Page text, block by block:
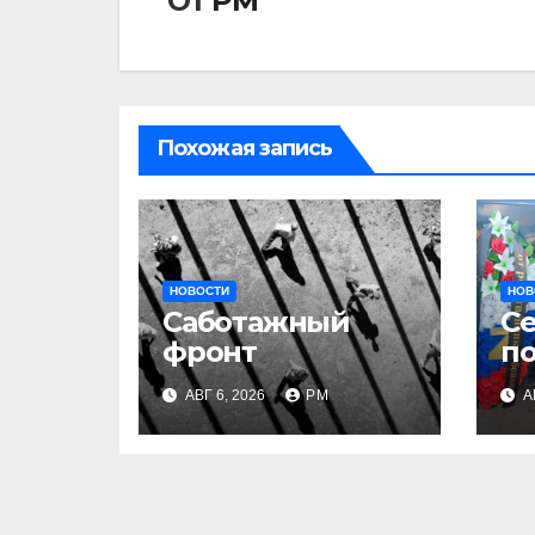
Похожая запись
НОВОСТИ
Саботажный
фронт
АВГ 6, 2026 РМ